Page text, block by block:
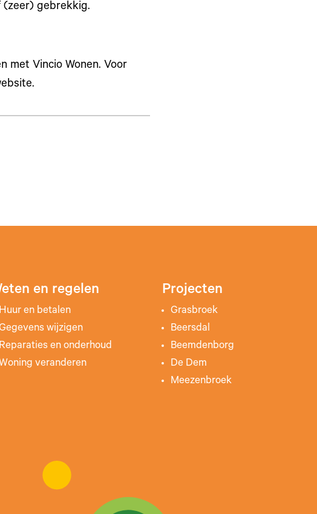
(zeer) gebrekkig.
met Vincio Wonen. Voor
en regelen
Huur en betalen
wijzigen
Reparaties en onderhoud
veranderen
Projecten
Grasbroek
Beersdal
Beemdenborg
De Dem
Meezenbroek